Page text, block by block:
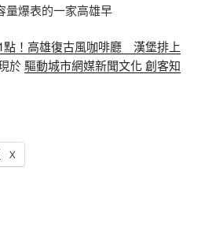
量爆表的一家高雄早
點！高雄復古風咖啡廳 漢堡排上
於驅動城市網媒新聞文化 創客知
X